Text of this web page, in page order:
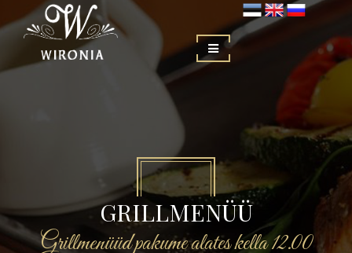
GRILLMENÜÜ
Grillmenüüd pakume alates kella 12.00